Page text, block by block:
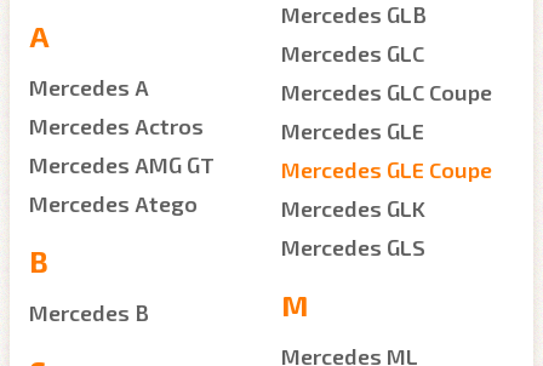
A
Mercedes A
Mercedes Actros
Mercedes AMG GT
Mercedes Atego
B
Mercedes B
Mercedes GLB
Mercedes GLC
Mercedes GLC Coupe
Mercedes GLE
Mercedes GLE Coupe
Mercedes GLK
Mercedes GLS
M
Mercedes ML